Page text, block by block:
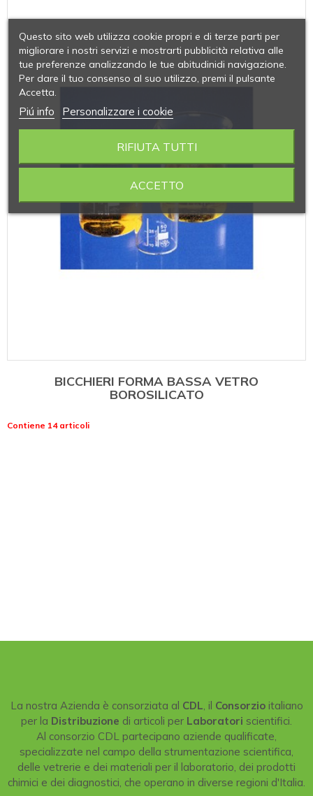
BICCHIERI FORMA BASSA VETRO
BOROSILICATO
Contiene 14 articoli
La nostra Azienda è consorziata al CDL , il Consorzioitaliano
per la Distribuzione di articoli per Laboratori scientifici.
Al consorzio CDL partecipano aziende qualificate,
specializzate nel campo della strumentazione scientifica,
delle vetrerie e dei materiali per il laboratorio, dei prodotti
chimici e dei diagnostici, che operano in diverse regioni d'Italia.
Questo sito web utilizza cookie propri e di terze parti per
migliorare i nostri servizi e mostrarti pubblicità relativa alle
tue preferenze analizzando le tue abitudinidi navigazione.
Per dare il tuo consenso al suo utilizzo, premi il pulsante
Accetta.
Piú info Personalizzare i cookie
RIFIUTA TUTTI
ACCETTO